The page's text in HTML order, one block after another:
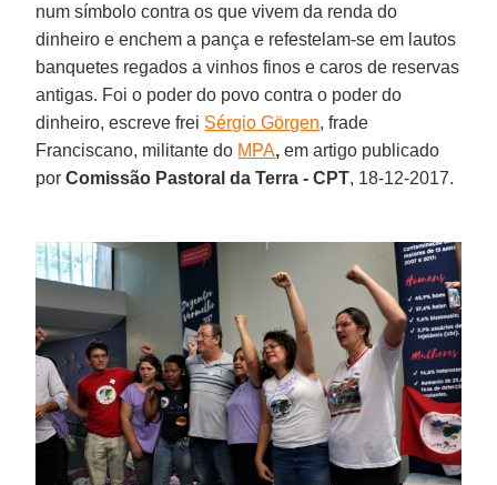
num símbolo contra os que vivem da renda do
dinheiro e enchem a pança e refestelam-se em lautos
banquetes regados a vinhos finos e caros de reservas
antigas. Foi o poder do povo contra o poder do
dinheiro, escreve frei Sérgio Görgen, frade
Franciscano, militante do MPA,em artigo publicado
por Comissão Pastoral da Terra - CPT, 18-12-2017.